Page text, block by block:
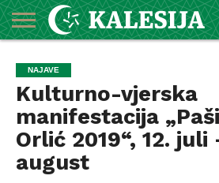
O
MEDŽLISU
DŽEMATI
IMAMI
MEKTEBSKI
CENTAR
VIJESTI
HUTBE
NAJAVE
KALENDAR
KONTAKT
NAJAVE
Kulturno-vjerska
manifestacija
Orlić 2019“, 12. juli
august